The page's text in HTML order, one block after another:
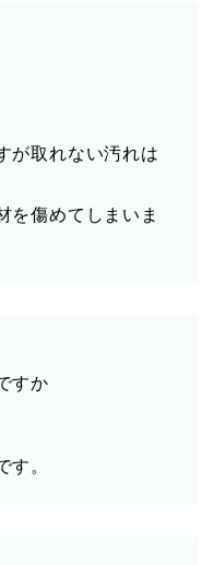
が取れない汚れは
を傷めてしまいま
すか
す。